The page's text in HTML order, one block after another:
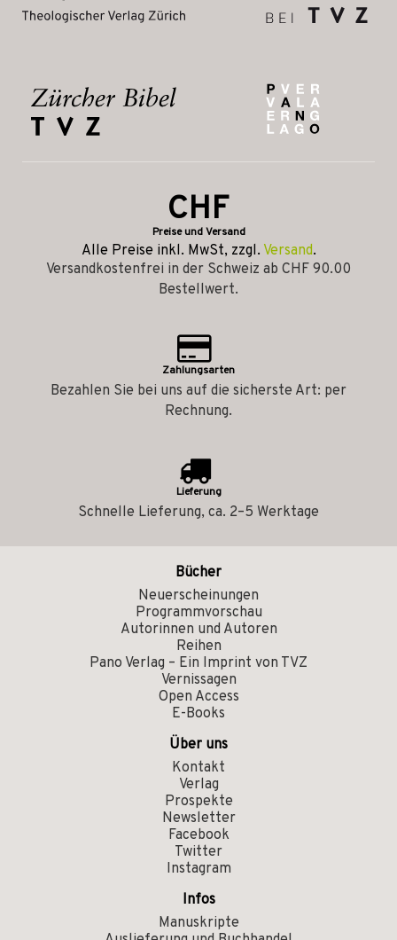
CHF
Preise und Versand
Alle Preise inkl. MwSt, zzgl. Versand.
Versandkostenfrei in der Schweiz ab CHF 90.00
Bestellwert.
Zahlungsarten
Bezahlen Sie bei uns auf die sicherste Art: per
Rechnung.
Lieferung
Schnelle Lieferung, ca. 2–5 Werktage
Bücher
Neuerscheinungen
Programmvorschau
Autorinnen und Autoren
Reihen
Pano Verlag – Ein Imprint von TVZ
Vernissagen
Open Access
E-Books
Über uns
Kontakt
Verlag
Prospekte
Newsletter
Facebook
Twitter
Instagram
Infos
Manuskripte